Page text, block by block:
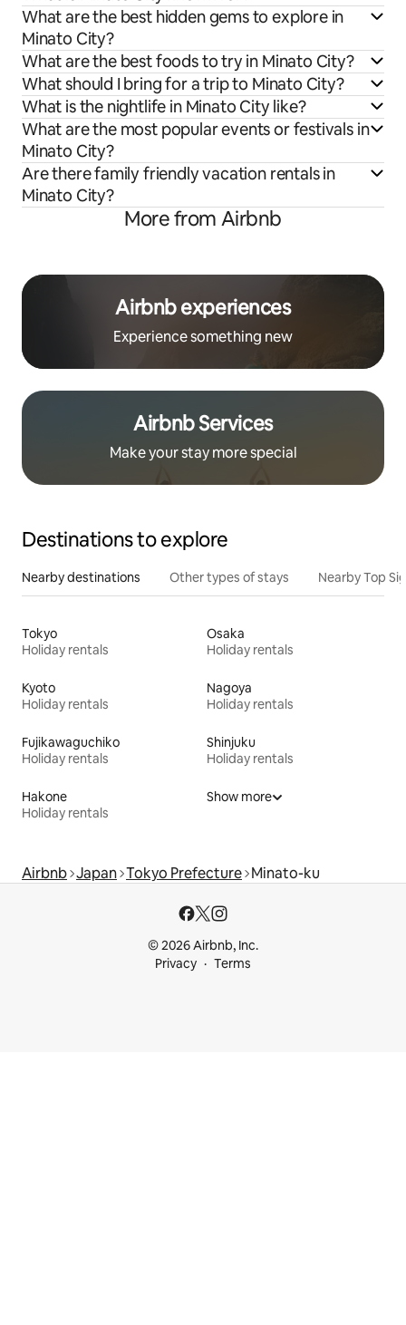
What are the best hidden gems to explore in
Minato City?
What are the best foods to try in Minato City?
What should I bring for a trip to Minato City?
What is the nightlife in Minato City like?
What are the most popular events or festivals in
Minato City?
Are there family friendly vacation rentals in
Minato City?
More from Airbnb
Airbnb experiences
Experience something new
Airbnb Services
Make your stay more special
Destinations to explore
Nearby destinations Other types of stays Nearby Top
Tokyo
Holiday rentals
Osaka
Holiday rentals
Kyoto
Holiday rentals
Nagoya
Holiday rentals
Fujikawaguchiko
Holiday rentals
Shinjuku
Holiday rentals
Hakone
Holiday rentals
Show more
Airbnb Japan Tokyo Prefecture Minato-ku
© 2026 Airbnb, Inc.
Privacy
Terms